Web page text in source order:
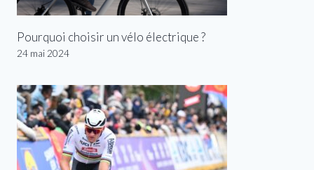
Pourquoi choisir un vélo électrique ?
24 mai 2024